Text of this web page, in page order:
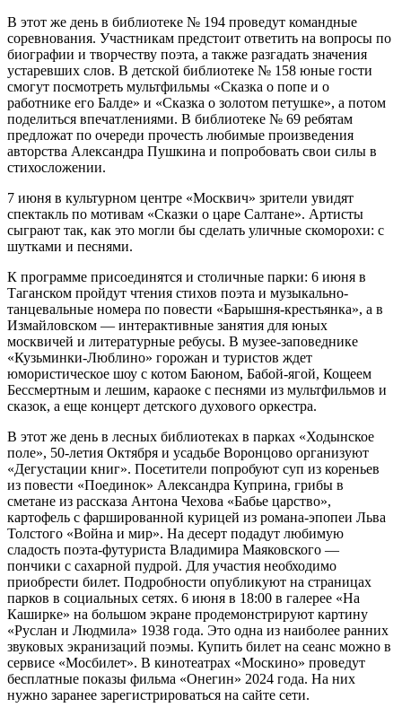
В этот же день в библиотеке № 194 проведут командные
соревнования. Участникам предстоит ответить на вопросы по
биографии и творчеству поэта, а также разгадать значения
устаревших слов. В детской библиотеке № 158 юные гости
смогут посмотреть мультфильмы «Сказка о попе и о
работнике его Балде» и «Сказка о золотом петушке», а потом
поделиться впечатлениями. В библиотеке № 69 ребятам
предложат по очереди прочесть любимые произведения
авторства Александра Пушкина и попробовать свои силы в
стихосложении.
7 июня в культурном центре «Москвич» зрители увидят
спектакль по мотивам «Сказки о царе Салтане». Артисты
сыграют так, как это могли бы сделать уличные скоморохи: с
шутками и песнями.
К программе присоединятся и столичные парки: 6 июня в
Таганском пройдут чтения стихов поэта и музыкально-
танцевальные номера по повести «Барышня-крестьянка», а в
Измайловском — интерактивные занятия для юных
москвичей и литературные ребусы. В музее-заповеднике
«Кузьминки-Люблино» горожан и туристов ждет
юмористическое шоу с котом Баюном, Бабой-ягой, Кощеем
Бессмертным и лешим, караоке с песнями из мультфильмов и
сказок, а еще концерт детского духового оркестра.
В этот же день в лесных библиотеках в парках «Ходынское
поле», 50-летия Октября и усадьбе Воронцово организуют
«Дегустации книг». Посетители попробуют суп из кореньев
из повести «Поединок» Александра Куприна, грибы в
сметане из рассказа Антона Чехова «Бабье царство»,
картофель с фаршированной курицей из романа-эпопеи Льва
Толстого «Война и мир». На десерт подадут любимую
сладость поэта-футуриста Владимира Маяковского —
пончики с сахарной пудрой. Для участия необходимо
приобрести билет. Подробности опубликуют на страницах
парков в социальных сетях. 6 июня в 18:00 в галерее «На
Каширке» на большом экране продемонстрируют картину
«Руслан и Людмила» 1938 года. Это одна из наиболее ранних
звуковых экранизаций поэмы. Купить билет на сеанс можно в
сервисе «Мосбилет». В кинотеатрах «Москино» проведут
бесплатные показы фильма «Онегин» 2024 года. На них
нужно заранее зарегистрироваться на сайте сети.